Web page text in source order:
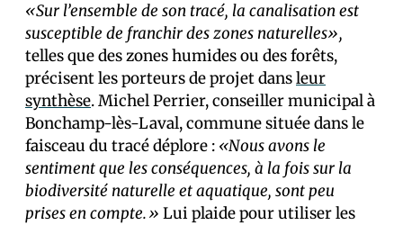
«Sur l’ensemble de son tracé, la canalisation est
susceptible de franchir des zones naturelles»,
telles que des zones humides ou des forêts,
précisent les porteurs de projet dansleur
synthèse. Michel Perrier, conseiller municipal à
Bonchamp-lès-Laval, commune située dans le
faisceau du tracé déplore : «Nous avons le
sentiment que les conséquences, à la fois sur la
biodiversité naturelle et aquatique, sont peu
prises en compte.» Lui plaide pour utiliser les